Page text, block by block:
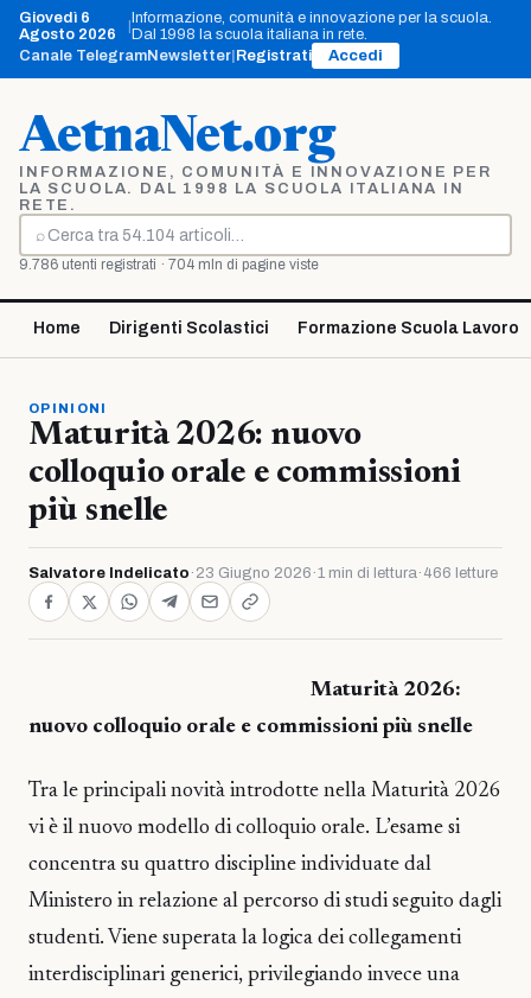
Vai
contenuto
Giovedì 6
Agosto 2026
Informazione, comunità e innovazione per la scuola.
Dal 1998 la scuola italiana in rete.
Canale TelegramNewsletter Registrati Accedi
AetnaNet.org
INFORMAZIONE, COMUNITÀ E INNOVAZIONE PER
LA SCUOLA. DAL 1998 LA SCUOLA ITALIANA IN
RETE.
⌕
Cerca
9.786 utenti registrati · 704 mln di pagine viste
Home Dirigenti Scolastici Formazione Scuola Lavoro
OPINIONI
Maturità 2026: nuovo
colloquio orale e commissioni
più snelle
Salvatore Indelicato · 23 Giugno 2026 ·1 min di lettura· 466 letture
Maturità 2026:
nuovo colloquio orale e commissioni più snelle
Tra le principali novità introdotte nella Maturità 2026
vi è il nuovo modello di colloquio orale. L’esame si
concentra su quattro discipline individuate dal
Ministero in relazione al percorso di studi seguito dagli
studenti. Viene superata la logica dei collegamenti
interdisciplinari generici, privilegiando invece una